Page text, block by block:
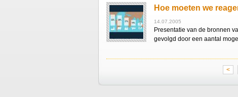
Hoe moeten we
14.07.2005
Presentatie van de bronnen
gevolgd door een aantal
<